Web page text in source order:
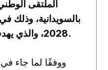
2028، والذي يهدف بالأساس إلى إعادة بعث النشاط وتفعيل ديناميكية الكرة الطائرة الوطنية.
ووفقًا لما جاء